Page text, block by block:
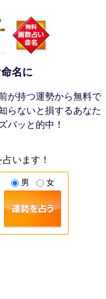
名に
が持つ運勢から無料で
らないと損するあなた
バッと的中！
います！
男 女